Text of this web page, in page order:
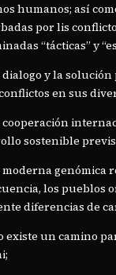
humanos; así
por lis
“tácticas” y
dialogo y la
en sus
cooperación
sostenible
genómica
los pueblos
diferencias de
existe un camino